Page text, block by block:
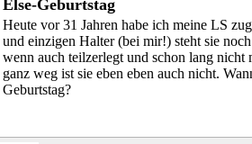
Else-Geburtstag
Heute vor 31 Jahren habe ich meine LS
und einzigen Halter (bei mir!) steht sie
wenn auch teilzerlegt und schon lang nicht
ganz weg ist sie eben eben auch nicht.
Geburtstag?